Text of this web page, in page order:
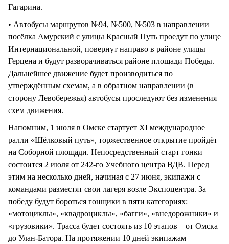
Гагарина.
• Автобусы маршрутов №94, №500, №503 в направлении
посёлка Амурский с улицы Красный Путь проедут по улице
Интернациональной, повернут направо в районе улицы
Герцена и будут разворачиваться районе площади Победы.
Дальнейшее движение будет производиться по
утверждённым схемам, а в обратном направлении (в
сторону Левобережья) автобусы проследуют без изменения
схем движения.
Напомним, 1 июля в Омске стартует XI международное
ралли «Шёлковый путь», торжественное открытие пройдёт
на Соборной площади. Непосредственный старт гонки
состоится 2 июля от 242-го Учебного центра ВДВ. Перед
этим на несколько дней, начиная с 27 июня, экипажи с
командами разместят свои лагеря возле Экспоцентра. За
победу будут бороться гонщики в пяти категориях:
«мотоциклы», «квадроциклы», «багги», «внедорожники» и
«грузовики». Трасса будет состоять из 10 этапов – от Омска
до Улан-Батора. На протяжении 10 дней экипажам